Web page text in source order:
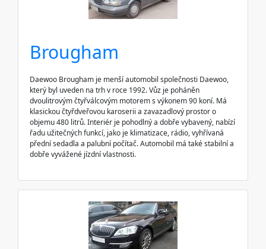
Brougham
Daewoo Brougham je menší automobil společnosti Daewoo,
který byl uveden na trh v roce 1992. Vůz je poháněn
dvoulitrovým čtyřválcovým motorem s výkonem 90 koní. Má
klasickou čtyřdveřovou karoserii a zavazadlový prostor o
objemu 480 litrů. Interiér je pohodlný a dobře vybavený, nabízí
řadu užitečných funkcí, jako je klimatizace, rádio, vyhřívaná
přední sedadla a palubní počítač. Automobil má také stabilní a
dobře vyvážené jízdní vlastnosti.